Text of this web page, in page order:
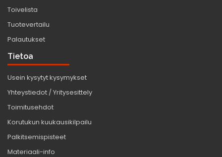
Toivelista
Tuotevertailu
Palautukset
Tietoa
Usein kysytyt kysymykset
Yhteystiedot / Yritysesittely
Toimitusehdot
Korutukun kuukausikilpailu
Palkitsemispisteet
Materiaali-info